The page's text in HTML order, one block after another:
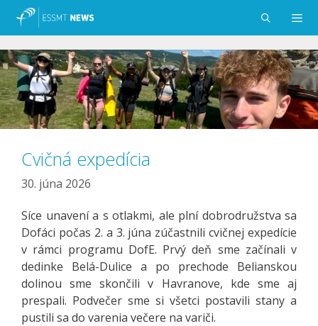
Preskočiť
Menu
Cvičná expedícia
30. júna 2026
Síce unavení a s otlakmi, ale plní dobrodružstva sa
Dofáci počas 2. a 3. júna zúčastnili cvičnej expedície
v rámci programu DofE. Prvý deň sme začínali v
dedinke Belá-Dulice a po prechode Belianskou
dolinou sme skončili v Havranove, kde sme aj
prespali. Podvečer sme si všetci postavili stany a
pustili sa do varenia večere na variči.